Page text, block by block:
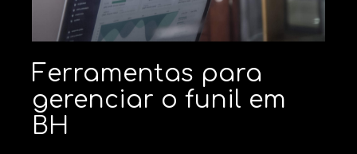
Ferramentas para
gerenciar o funil em
BH